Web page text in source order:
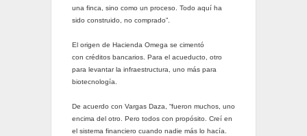
una finca, sino como un proceso. Todo aquí ha
sido construido, no comprado”.
El origen de Hacienda Omega se cimentó
con créditos bancarios. Para el acueducto, otro
para levantar la infraestructura, uno más para
biotecnología.
De acuerdo con Vargas Daza, “fueron muchos, uno
encima del otro. Pero todos con propósito. Creí en
el sistema financiero cuando nadie más lo hacía.